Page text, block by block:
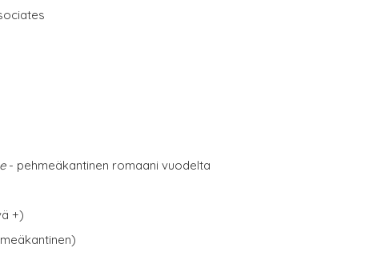
- pehmeäkantinen romaani vuodelta
+)